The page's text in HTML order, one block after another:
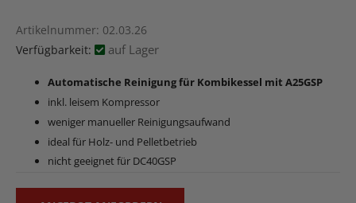
Artikelnummer 02.03.26
Verfügbarkeit:
auf Lager
Automatische Reinigung für Kombikessel mit A25GSP
inkl. leisem Kompressor
weniger manueller Reinigungsaufwand
ideal für Holz- und Pelletbetrieb
nicht geeignet für DC40GSP